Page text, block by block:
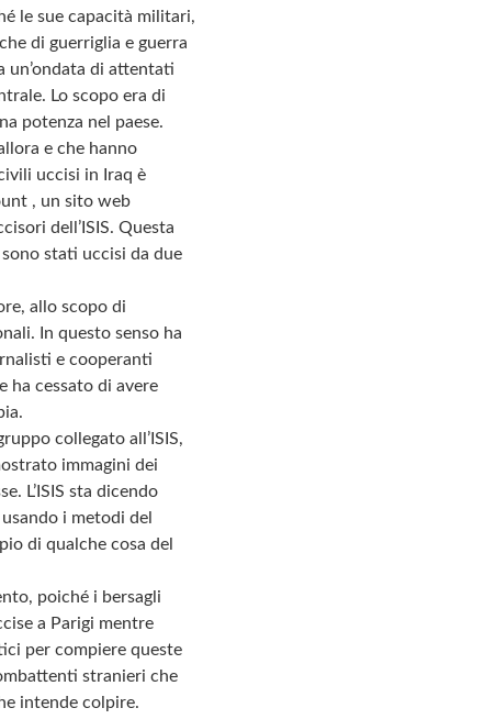
le sue capacità militari,
di guerriglia e guerra
un’ondata di attentati
Lo scopo era di
potenza nel paese.
e che hanno
uccisi in Iraq è
, un sito web
dell’ISIS. Questa
stati uccisi da due
allo scopo di
In questo senso ha
e cooperanti
ha cessato di avere
collegato all’ISIS,
immagini dei
L’ISIS sta dicendo
i metodi del
di qualche cosa del
poiché i bersagli
a Parigi mentre
per compiere queste
stranieri che
intende colpire.